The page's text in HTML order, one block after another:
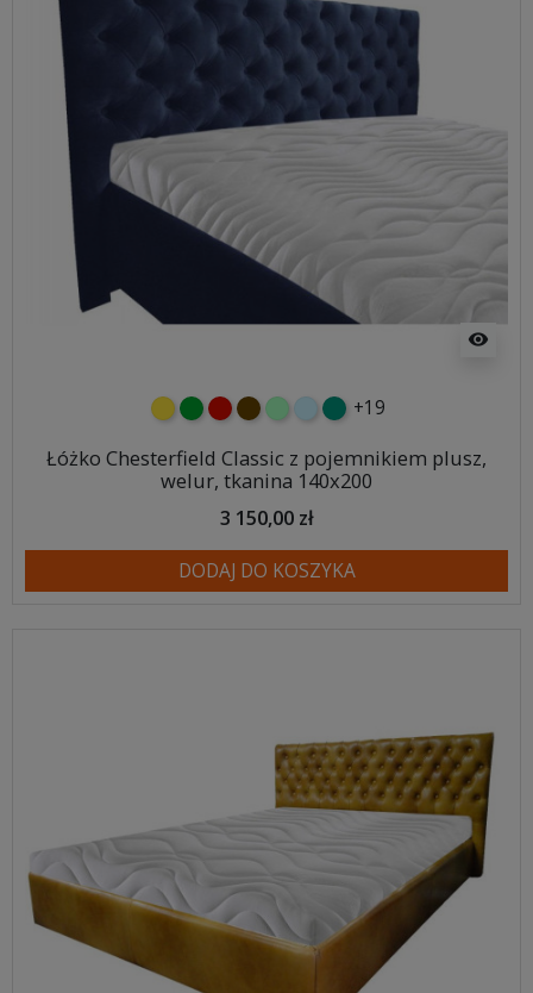
visibility
żółtyzielonyczerwony
czekoladowy
miętowybłękitny
turkusowy
+19
Łóżko Chesterfield Classic z pojemnikiem plusz,
welur, tkanina 140x200
3 150,00 zł
DODAJ DO KOSZYKA